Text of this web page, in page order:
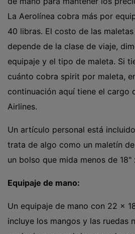
La Aerolínea cobra más por
40 libras. El costo de las
depende de la clase de viaje,
equipaje y el tipo de maleta. Si
cuánto cobra spirit por maleta,
continuación aquí tiene el cargo
Airlines.
Un artículo personal está
trata de algo como un maletín
un bolso que mida menos de 18"
Equipaje de mano:
Un equipaje de mano con 22 x
incluye los mangos y las ruedas